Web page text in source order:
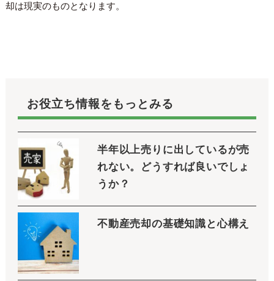
却は現実のものとなります。
お役立ち情報をもっとみる
半年以上売りに出しているが売
れない。どうすれば良いでしょ
うか？
不動産売却の基礎知識と心構え